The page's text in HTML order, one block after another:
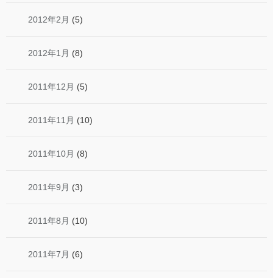
2012年2月 (5)
2012年1月 (8)
2011年12月 (5)
2011年11月 (10)
2011年10月 (8)
2011年9月 (3)
2011年8月 (10)
2011年7月 (6)